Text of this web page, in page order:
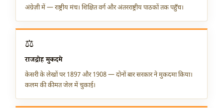
अंग्रेज़ी में — राष्ट्रीय मंच। शिक्षित वर्ग और अंतरराष्ट्रीय पाठकों तक पहुँच।
⚖️
राजद्रोह मुकदमे
केसरी के लेखों पर 1897 और 1908 — दोनों बार सरकार ने मुकदमा किया।
कलम की कीमत जेल में चुकाई।